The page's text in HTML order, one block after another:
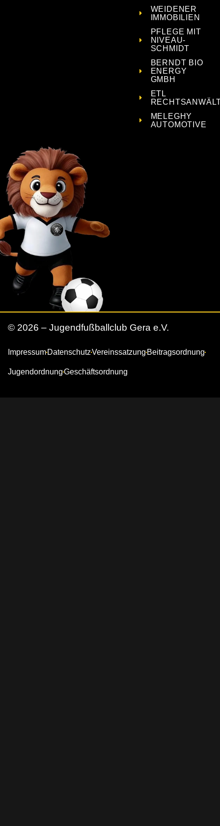
WEIDENER
IMMOBILIEN
PFLEGE MIT
NIVEAU-
SCHMIDT
BERNDT BIO
ENERGY
GMBH
ETL
MELEGHY
AUTOMOTIVE
© 2026 – Jugendfußballclub Gera e.V.
Impressum DatenschutzVereinssatzung Beitragsordnung
JugendordnungGeschäftsordnung